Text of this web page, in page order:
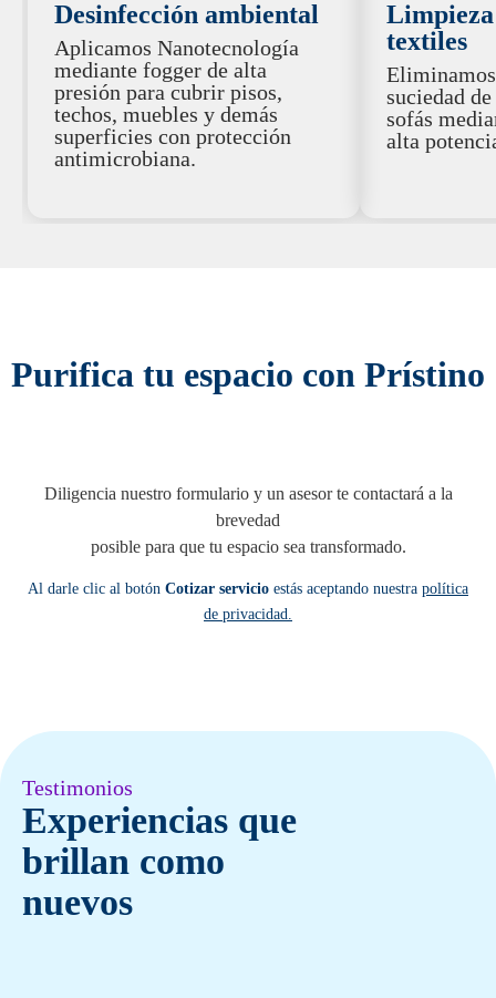
Desinfección ambiental
Aplicamos Nanotecnología
mediante fogger de alta
presión para cubrir pisos,
techos, muebles y demás
superficies con protección
antimicrobiana.
textiles
suciedad
sofás
alta
Purifica tu espacio con Prístino
Diligencia nuestro formulario y un asesor te contactará a la
brevedad
posible para que tu espacio sea transformado.
Al darle clic al botón Cotizar servicio estás aceptando nuestra política
de privacidad.
Testimonios
Experiencias que
brillan como
nuevos